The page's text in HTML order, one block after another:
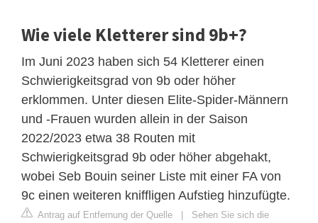
Wie viele Kletterer sind 9b+?
Im Juni 2023 haben sich 54 Kletterer einen
Schwierigkeitsgrad von 9b oder höher
erklommen. Unter diesen Elite-Spider-Männern
und -Frauen wurden allein in der Saison
2022/2023 etwa 38 Routen mit
Schwierigkeitsgrad 9b oder höher abgehakt,
wobei Seb Bouin seiner Liste mit einer FA von
9c einen weiteren kniffligen Aufstieg hinzufügte.
Antrag auf Entfernung der Quelle | Sehen Sie sich die